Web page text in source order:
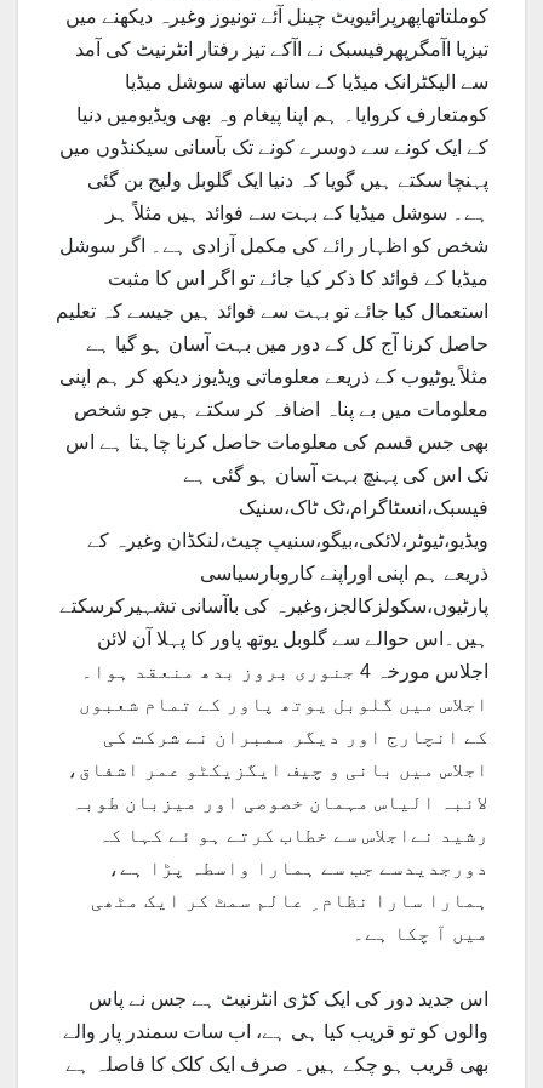
کوملتاتھاپھرپرائیویٹ چینل آئے تونیوز وغیرہ دیکھنے میں
تیزیا اآمگرپھرفیسبک نے اآکے تیز رفتار انٹرنیٹ کی آمد
سے الیکٹرانک میڈیا کے ساتھ ساتھ سوشل میڈیا
کومتعارف کروایا۔ ہم اپنا پیغام وہ بھی ویڈیومیں دنیا
کے ایک کونے سے دوسرے کونے تک بآسانی سیکنڈوں میں
پہنچا سکتے ہیں گویا کہ دنیا ایک گلوبل ولیج بن گئی
ہے۔ سوشل میڈیا کے بہت سے فوائد ہیں مثلاً ہر
شخص کو اظہار رائے کی مکمل آزادی ہے۔ اگر سوشل
میڈیا کے فوائد کا ذکر کیا جائے تو اگر اس کا مثبت
استعمال کیا جائے تو بہت سے فوائد ہیں جیسے کہ تعلیم
حاصل کرنا آج کل کے دور میں بہت آسان ہو گیا ہے
مثلاً یوٹیوب کے ذریعے معلوماتی ویڈیوز دیکھ کر ہم اپنی
معلومات میں بے پناہ اضافہ کر سکتے ہیں جو شخص
بھی جس قسم کی معلومات حاصل کرنا چاہتا ہے اس
تک اس کی پہنچ بہت آسان ہو گئی ہے
فیسبک،انسٹاگرام،ٹک ٹاک،سنیک
ویڈیو،ٹیوٹر،لائکی،بیگو،سنیپ چیٹ،لنکڈان وغیرہ کے
ذریعے ہم اپنی اوراپنے کاروبارسیاسی
پارٹیوں،سکولزکالجز،وغیرہ کی باآسانی تشہیرکرسکتے
ہیں۔اس حوالے سے گلوبل یوتھ پاور کا پہلا آن لائن
اجلاس مورخہ 4 جنوری بروز بدھ منعقد ہوا۔
اجلاس میں گلوبل یوتھ پاور کے تمام شعبوں
کے انچارج اور دیگر ممبران نے شرکت کی
اجلاس میں بانی و چیف ایگزیکٹو عمر اشفاق،
لائبہ الیاس مہمان خصوصی اور میزبان طوبہ
رشید نےاجلاس سے خطاب کرتے ہو ئے کہا کہ
دورجدیدسے جب سے ہمارا واسطہ پڑا ہے،
ہمارا سارا نظام ِ عالم سمٹ کر ایک مٹھی
میں آ چکا ہے۔
اس جدید دور کی ایک کڑی انٹرنیٹ ہے جس نے پاس
والوں کو تو قریب کیا ہی ہے، اب سات سمندر پار والے
بھی قریب ہو چکے ہیں۔ صرف ایک کلک کا فاصلہ ہے